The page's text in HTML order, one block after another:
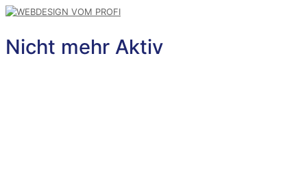
Nicht mehr Aktiv